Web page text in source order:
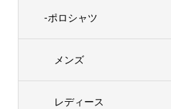
-ポロシャツ
メンズ
レディース